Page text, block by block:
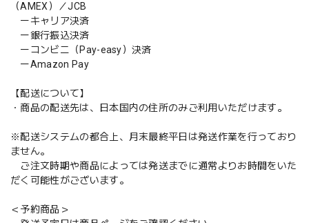
（AMEX）／JCB
ーキャリア決済
ー銀行振込決済
ーコンビニ（Pay-easy）決済
ーAmazon Pay
【配送について】
・商品の配送先は、日本国内の住所のみご利用いただけます。
※配送システムの都合上、月末最終平日は発送作業を行っており
ません。
ご注文時期や商品によっては発送までに通常よりお時間をいた
だく可能性がございます。
＜予約商品＞